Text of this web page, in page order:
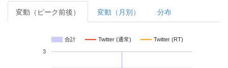
変動（ピーク前後） 変動（月別） 分布
合計 Twitter (通常) Twitter (RT)
3